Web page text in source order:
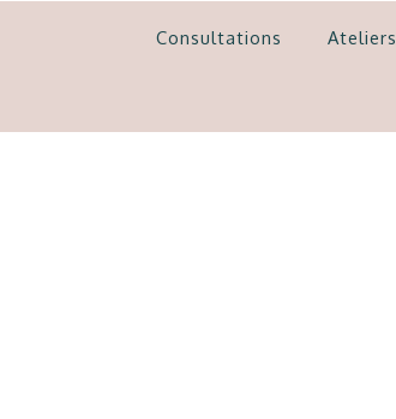
Consultations Ateliers